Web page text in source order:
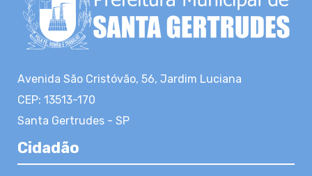
Avenida São Cristóvão, 56, Jardim Luciana
CEP: 13513-170
Santa Gertrudes - SP
Cidadão